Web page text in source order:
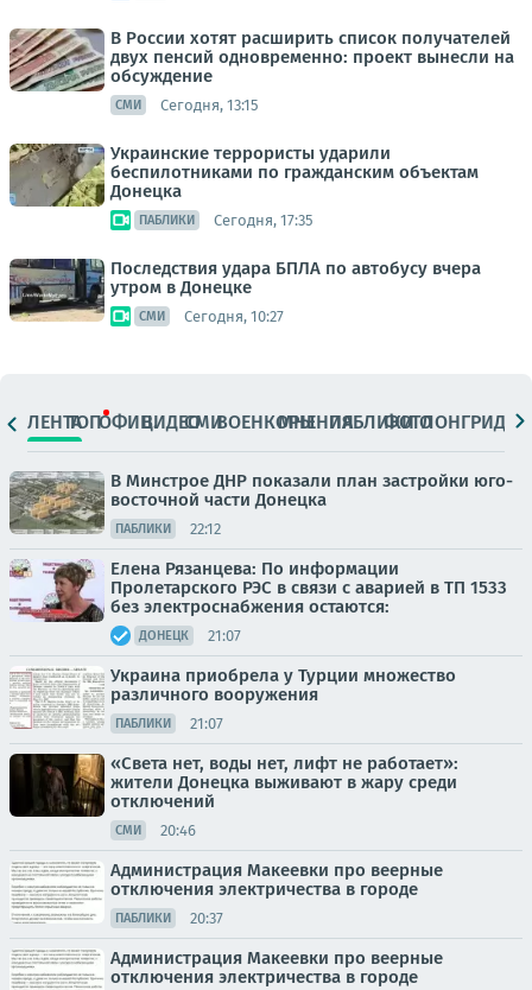
В России хотят расширить список получателей
двух пенсий одновременно: проект вынесли на
обсуждение
СМИ Сегодня, 13:15
Украинские террористы ударили
беспилотниками по гражданским объектам
Донецка
ПАБЛИКИ Сегодня, 17:35
Последствия удара БПЛА по автобусу вчера
утром в Донецке
СМИ Сегодня, 10:27
ЛЕНТАТОПОФИЦ.ВИДЕОСМИВОЕНКОРЫМНЕНИЯПАБЛИКИ
ФОТОЛОНГРИДЫ
В Минстрое ДНР показали план застройки юго-
восточной части Донецка
ПАБЛИКИ 22:12
Елена Рязанцева: По информации
Пролетарского РЭС в связи с аварией в ТП 1533
без электроснабжения остаются:
ДОНЕЦК 21:07
Украина приобрела у Турции множество
различного вооружения
ПАБЛИКИ 21:07
«Света нет, воды нет, лифт не работает»:
жители Донецка выживают в жару среди
отключений
СМИ 20:46
Администрация Макеевки про веерные
отключения электричества в городе
ПАБЛИКИ 20:37
Администрация Макеевки про веерные
отключения электричества в городе